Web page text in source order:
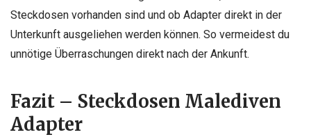
Steckdosen vorhanden sind und ob Adapter direkt in der
Unterkunft ausgeliehen werden können. So vermeidest du
unnötige Überraschungen direkt nach der Ankunft.
Fazit – Steckdosen Malediven
Adapter